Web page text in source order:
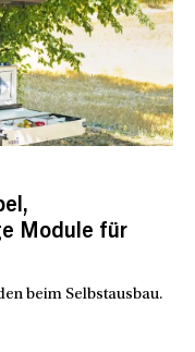
Module für
beim Selbstausbau.